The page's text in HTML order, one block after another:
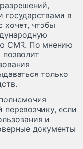
государствами в
хочет, чтобы
CMR. По мнению
позволит
только
перевозчику, если
и
документы